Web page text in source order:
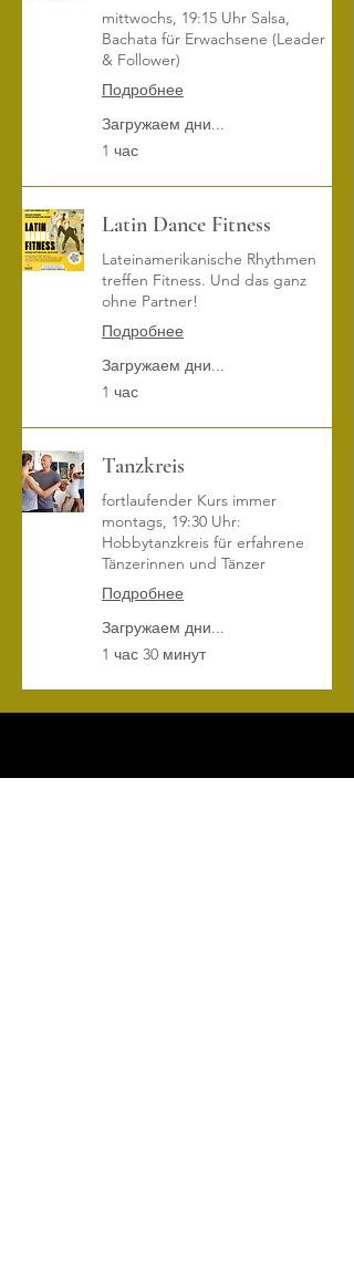
mittwochs, 19:15 Uhr Salsa,
Bachata für Erwachsene (Leader
& Follower)
Подробнее
Загружаем дни...
1 час
Latin Dance Fitness
Lateinamerikanische Rhythmen
treffen Fitness. Und das ganz
ohne Partner!
Подробнее
Загружаем дни...
1 час
Tanzkreis
fortlaufender Kurs immer
montags, 19:30 Uhr:
Hobbytanzkreis für erfahrene
Tänzerinnen und Tänzer
Подробнее
Загружаем дни...
1 час 30 минут